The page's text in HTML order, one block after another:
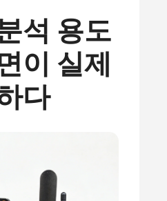
석 용도
이 실제
다